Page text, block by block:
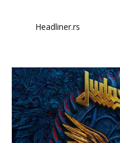
Headliner.rs